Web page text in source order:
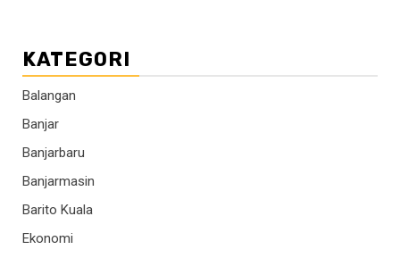
KATEGORI
Balangan
Banjar
Banjarbaru
Banjarmasin
Barito Kuala
Ekonomi